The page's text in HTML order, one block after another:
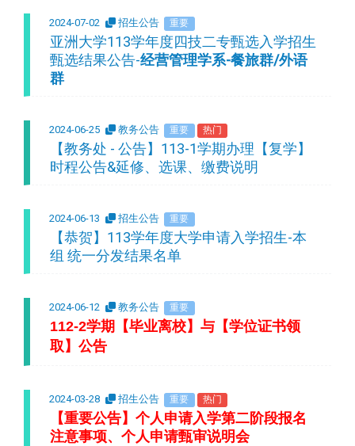
2024-07-02 招生公告 重要
亚洲大学113学年度四技二专甄选入学招生
甄选结果公告-经营管理学系-餐旅群/外语
群
2024-06-25 教务公告 重要 热门
【教务处 - 公告】113-1学期办理【复学】
时程公告&延修、选课、缴费说明
2024-06-13 招生公告 重要
【恭贺】113学年度大学申请入学招生-本
组 统一分发结果名单
2024-06-12 教务公告 重要
112-2学期【毕业离校】与【学位证书领
取】公告
2024-03-28 招生公告 重要 热门
【重要公告】个人申请入学第二阶段报名
注意事项、个人申请甄审说明会